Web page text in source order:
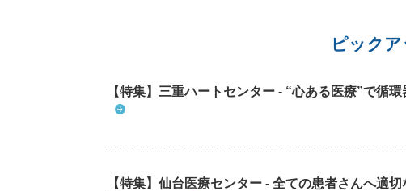
ピック
【特集】三重ハートセンター - “心ある医療”で循
【特集】仙台医療センター - 全ての患者さんへ適